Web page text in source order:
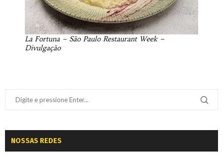
La Fortuna – São Paulo Restaurant Week –
Divulgação
NOSSAS REDES